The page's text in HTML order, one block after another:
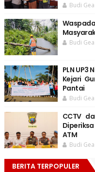
Budi Gea
Budi Gea
PLN
Kejari
Pantai
Budi Gea
CCTV
Diperiksa
ATM
Budi Gea
BERITA TERPOPULER